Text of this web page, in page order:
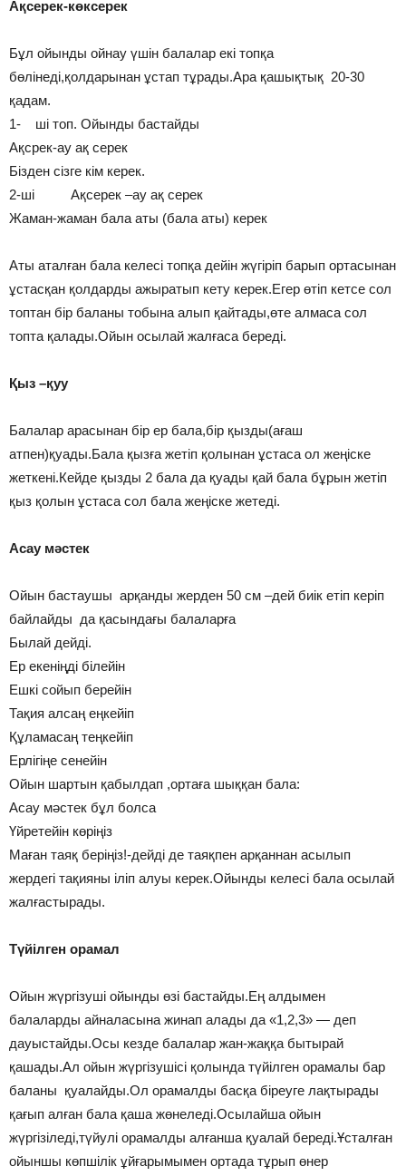
Ақсерек-көксерек
Бұл ойынды ойнау үшін балалар екі топқа
бөлінеді,қолдарынан ұстап тұрады.Ара қашықтық 20-30
қадам.
1- ші топ. Ойынды бастайды
Ақсрек-ау ақ серек
Бізден сізге кім керек.
2-ші Ақсерек –ау ақ серек
Жаман-жаман бала аты (бала аты) керек
Аты аталған бала келесі топқа дейін жүгіріп барып ортасынан
ұстасқан қолдарды ажыратып кету керек.Егер өтіп кетсе сол
топтан бір баланы тобына алып қайтады,өте алмаса сол
топта қалады.Ойын осылай жалғаса береді.
Қыз –қуу
Балалар арасынан бір ер бала,бір қызды(ағаш
атпен)қуады.Бала қызға жетіп қолынан ұстаса ол жеңіске
жеткені.Кейде қызды 2 бала да қуады қай бала бұрын жетіп
қыз қолын ұстаса сол бала жеңіске жетеді.
Асау мәстек
Ойын бастаушы арқанды жерден 50 см –дей биік етіп керіп
байлайды да қасындағы балаларға
Былай дейді.
Ер екеніңді білейін
Ешкі сойып берейін
Тақия алсаң еңкейіп
Құламасаң теңкейіп
Ерлігіңе сенейін
Ойын шартын қабылдап ,ортаға шыққан бала:
Асау мәстек бұл болса
Үйретейін көріңіз
Маған таяқ беріңіз!-дейді де таяқпен арқаннан асылып
жердегі тақияны іліп алуы керек.Ойынды келесі бала осылай
жалғастырады.
Түйілген орамал
Ойын жүргізуші ойынды өзі бастайды.Ең алдымен
балаларды айналасына жинап алады да «1,2,3» — деп
дауыстайды.Осы кезде балалар жан-жаққа бытырай
қашады.Ал ойын жүргізушісі қолында түйілген орамалы бар
баланы қуалайды.Ол орамалды басқа біреуге лақтырады
қағып алған бала қаша жөнеледі.Осылайша ойын
жүргізіледі,түйулі орамалды алғанша қуалай береді.Ұсталған
ойыншы көпшілік ұйғарымымен ортада тұрып өнер